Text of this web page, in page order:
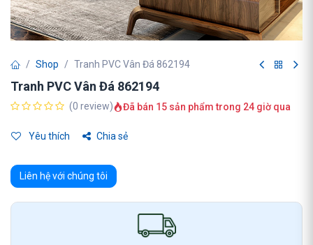
Shop Tranh PVC Vân Đá 862194
Tranh PVC Vân Đá 862194
(0 review) Đã bán 15 sản phẩm trong 24 giờ qua
Yêu thích Chia sẻ
Liên hệ với chúng tôi